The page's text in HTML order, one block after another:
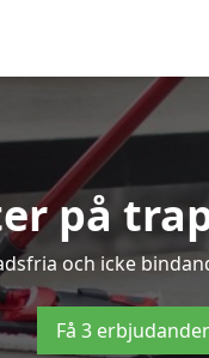
på
och icke
Få 3